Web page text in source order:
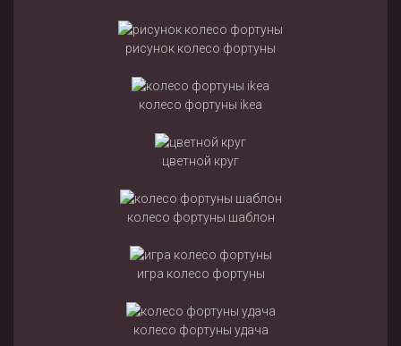
рисунок колесо фортуны
колесо фортуны ikea
цветной круг
колесо фортуны шаблон
игра колесо фортуны
колесо фортуны удача